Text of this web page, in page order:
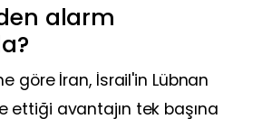
alarm
göre İran, İsrail'in Lübnan
ettiği avantajın tek başına